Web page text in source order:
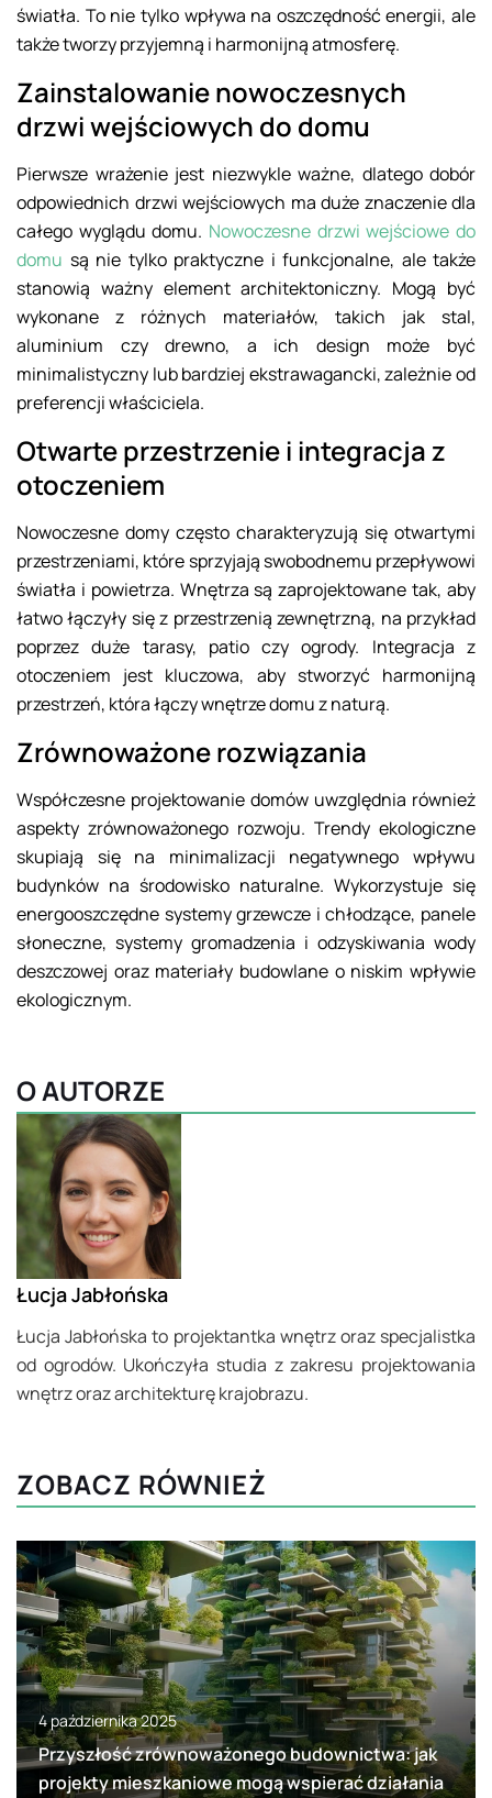
światła. To nie tylko wpływa na oszczędność energii, ale
także tworzy przyjemną i harmonijną atmosferę.
Zainstalowanie nowoczesnych
drzwi wejściowych do domu
Pierwsze wrażenie jest niezwykle ważne, dlatego dobór
odpowiednich drzwi wejściowych ma duże znaczenie dla
całego wyglądu domu. Nowoczesne drzwi wejściowe do
domu są nie tylko praktyczne i funkcjonalne, ale także
stanowią ważny element architektoniczny. Mogą być
wykonane z różnych materiałów, takich jak stal,
aluminium czy drewno, a ich design może być
minimalistyczny lub bardziej ekstrawagancki, zależnie od
preferencji właściciela.
Otwarte przestrzenie i integracja z
otoczeniem
Nowoczesne domy często charakteryzują się otwartymi
przestrzeniami, które sprzyjają swobodnemu przepływowi
światła i powietrza. Wnętrza są zaprojektowane tak, aby
łatwo łączyły się z przestrzenią zewnętrzną, na przykład
poprzez duże tarasy, patio czy ogrody. Integracja z
otoczeniem jest kluczowa, aby stworzyć harmonijną
przestrzeń, która łączy wnętrze domu z naturą.
Zrównoważone rozwiązania
Współczesne projektowanie domów uwzględnia również
aspekty zrównoważonego rozwoju. Trendy ekologiczne
skupiają się na minimalizacji negatywnego wpływu
budynków na środowisko naturalne. Wykorzystuje się
energooszczędne systemy grzewcze i chłodzące, panele
słoneczne, systemy gromadzenia i odzyskiwania wody
deszczowej oraz materiały budowlane o niskim wpływie
ekologicznym.
O AUTORZE
Łucja Jabłońska
Łucja Jabłońska to projektantka wnętrz oraz specjalistka
od ogrodów. Ukończyła studia z zakresu projektowania
wnętrz oraz architekturę krajobrazu.
ZOBACZ RÓWNIEŻ
4 października 2025
Przyszłość zrównoważonego budownictwa: jak
projekty mieszkaniowe mogą wspierać działania